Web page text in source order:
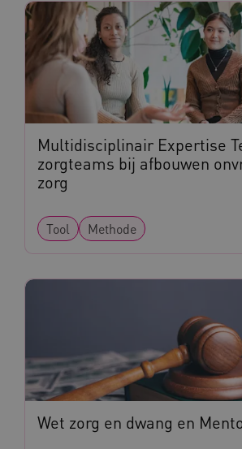
Multidisciplinair Expertise
zorgteams bij afbouwen
zorg
Tool Methode
Wet zorg en dwang en
Naam Provider /